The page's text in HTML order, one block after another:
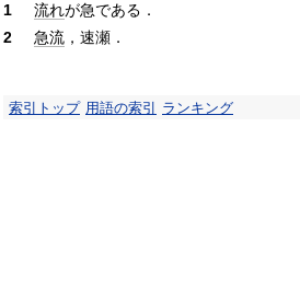
1
流れが急である．
2
急流 ，速瀬．
索引トップ 用語の索引 ランキング